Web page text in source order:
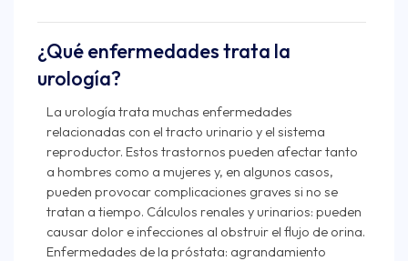
¿Qué enfermedades trata la
urología?
La urología trata muchas enfermedades
relacionadas con el tracto urinario y el sistema
reproductor. Estos trastornos pueden afectar tanto
a hombres como a mujeres y, en algunos casos,
pueden provocar complicaciones graves si no se
tratan a tiempo. Cálculos renales y urinarios: pueden
causar dolor e infecciones al obstruir el flujo de orina.
Enfermedades de la próstata: agrandamiento